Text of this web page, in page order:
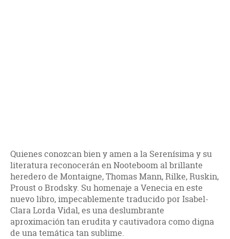
Quienes conozcan bien y amen a la Serenísima y su
literatura reconocerán en Nooteboom al brillante
heredero de Montaigne, Thomas Mann, Rilke, Ruskin,
Proust o Brodsky. Su homenaje a Venecia en este
nuevo libro, impecablemente traducido por Isabel-
Clara Lorda Vidal, es una deslumbrante
aproximación tan erudita y cautivadora como digna
de una temática tan sublime.